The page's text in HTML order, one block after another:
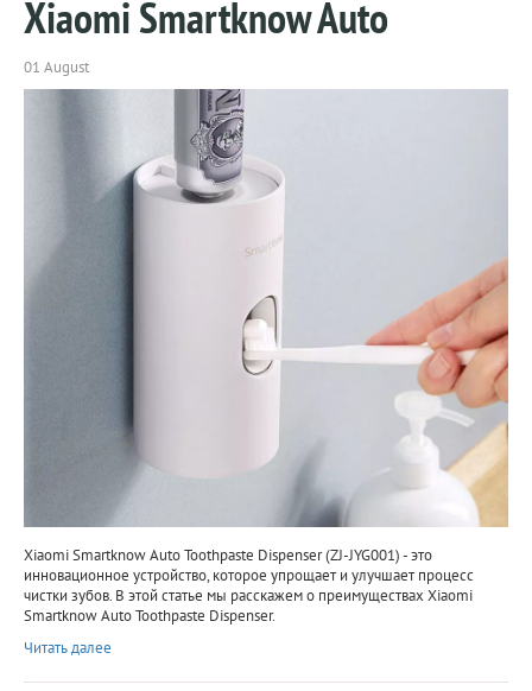
Xiaomi Smartknow Auto
01 August
Xiaomi Smartknow Auto Toothpaste Dispenser (ZJ-JYG001) - это
инновационное устройство, которое упрощает и улучшает процесс
чистки зубов. В этой статье мы расскажем о преимуществах Xiaomi
Smartknow Auto Toothpaste Dispenser.
Читать далее